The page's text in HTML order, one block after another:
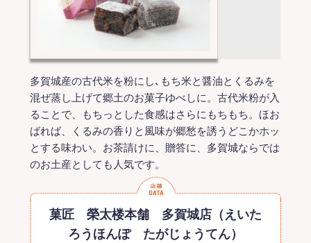
多賀城産の古代米を粉にし､もち米と醤油とくるみを
混ぜ蒸し上げて郷土のお菓子ゆべしに。古代米粉が入
ることで、もちっとした食感はさらにもちもち。ほお
ばれば、くるみの香りと風味が郷愁を誘うどこかホッ
とする味わい。お茶請けに、贈答に、多賀城ならでは
のお土産としても人気です。
菓匠 榮太楼本舗 多賀城店（えいた
ろうほんぽ たがじょうてん）